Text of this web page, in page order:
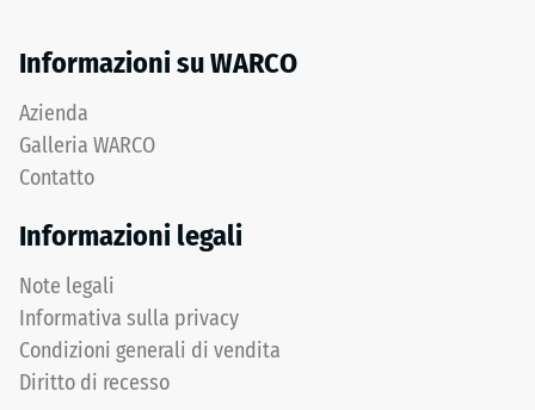
Informazioni su WARCO
Azienda
Galleria WARCO
Contatto
Informazioni legali
Note legali
Informativa sulla privacy
Condizioni generali di vendita
Diritto di recesso